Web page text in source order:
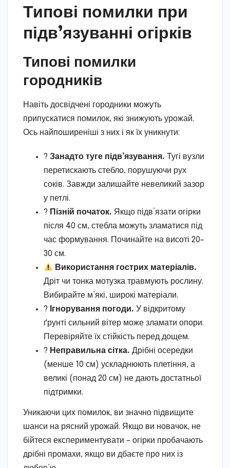
Типові помилки при
підв’язуванні огірків
Типові помилки
городників
Навіть досвідчені городники можуть
припускатися помилок, які знижують урожай.
Ось найпоширеніші з них і як їх уникнути:
? Занадто туге підв’язування. Тугі вузли
перетискають стебло, порушуючи рух
соків. Завжди залишайте невеликий зазор
у петлі.
? Пізній початок. Якщо підв’язати огірки
після 40 см, стебла можуть зламатися під
час формування. Починайте на висоті 20–
30 см.
Використання гострих матеріалів.
Дріт чи тонка мотузка травмують рослину.
Вибирайте м’які, широкі матеріали.
?️ Ігнорування погоди. У відкритому
ґрунті сильний вітер може зламати опори.
Перевіряйте їх стійкість перед дощем.
?️ Неправильна сітка. Дрібні осередки
(менше 10 см) ускладнюють плетіння, а
великі (понад 20 см) не дають достатньої
підтримки.
Уникаючи цих помилок, ви значно підвищите
шанси на рясний урожай. Якщо ви новачок, не
бійтеся експериментувати – огірки пробачають
дрібні промахи, якщо ви дбаєте про них із